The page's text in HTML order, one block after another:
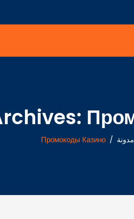
مدونة /
Промокоды Казино